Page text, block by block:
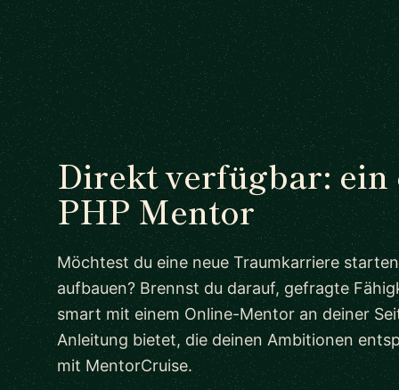
Direkt verfügbar:
PHP Mentor
Möchtest du eine neue Traumkarriere
aufbauen? Brennst du darauf, gefragte
smart mit einem Online-Mentor an deiner
Anleitung bietet, die deinen Ambitionen
mit MentorCruise.